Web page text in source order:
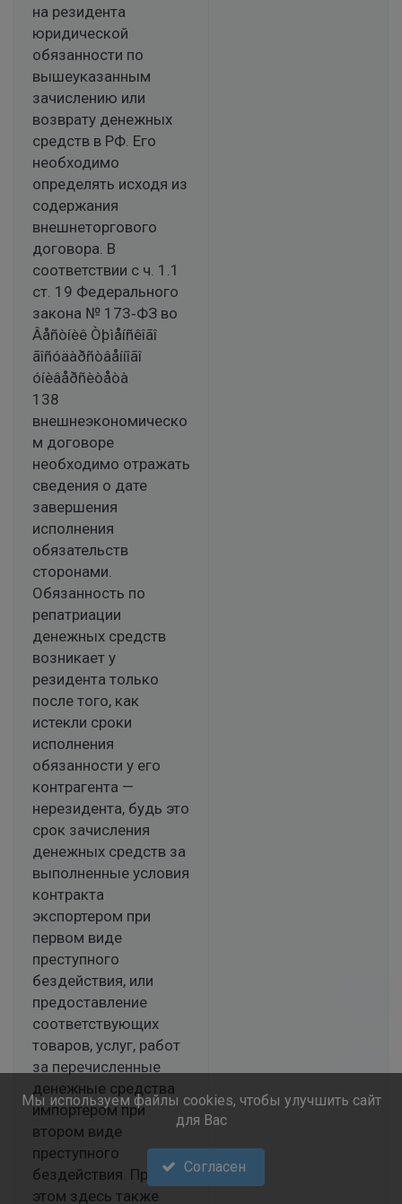
на резидента
юридической
обязанности по
вышеуказанным
зачислению или
возврату денежных
средств в РФ. Его
необходимо
определять исходя из
содержания
внешнеторгового
договора. В
соответствии с ч. 1.1
ст. 19 Федерального
закона № 173‑ФЗ во
Âåñòíèê Òþìåíñêîãî
ãîñóäàðñòâåííîãî
óíèâåðñèòåòà
138
внешнеэкономическо
м договоре
необходимо отражать
сведения о дате
завершения
исполнения
обязательств
сторонами.
Обязанность по
репатриации
денежных средств
возникает у
резидента только
после того, как
истекли сроки
исполнения
обязанности у его
контрагента —
нерезидента, будь это
срок зачисления
денежных средств за
выполненные условия
контракта
экспортером при
первом виде
преступного
бездействия, или
предоставление
соответствующих
товаров, услуг, работ
за перечисленные
денежные средства
импортером при
втором виде
преступного
бездействия. При
этом здесь также
Мы используем файлы cookies, чтобы улучшить сайт
для Вас
Согласен